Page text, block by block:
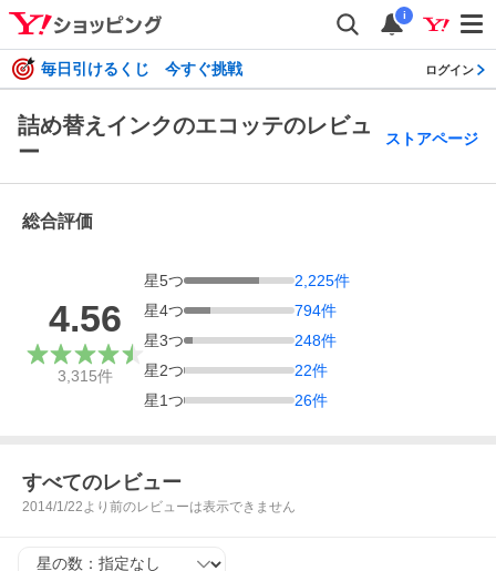
i
毎日引けるくじ 今すぐ挑戦 ログイン
詰め替えインクのエコッテのレビュ
ー
ストアページ
総合評価
4.56
3,315件
星5つ 2,225件
星4つ 794件
星3つ 248件
星2つ 22件
星1つ 26件
すべてのレビュー
2014/1/22より前のレビューは表示できません
星の数